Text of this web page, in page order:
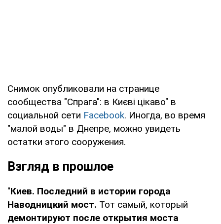
Снимок опубликовали на странице
сообщества "Спрага": в Києві цікаво" в
социальной сети Facebook. Иногда, во время
"малой воды" в Днепре, можно увидеть
остатки этого сооружения.
Взгляд в прошлое
"Киев. Последний в истории города
Наводницкий мост. Тот самый, который
демонтируют после открытия моста